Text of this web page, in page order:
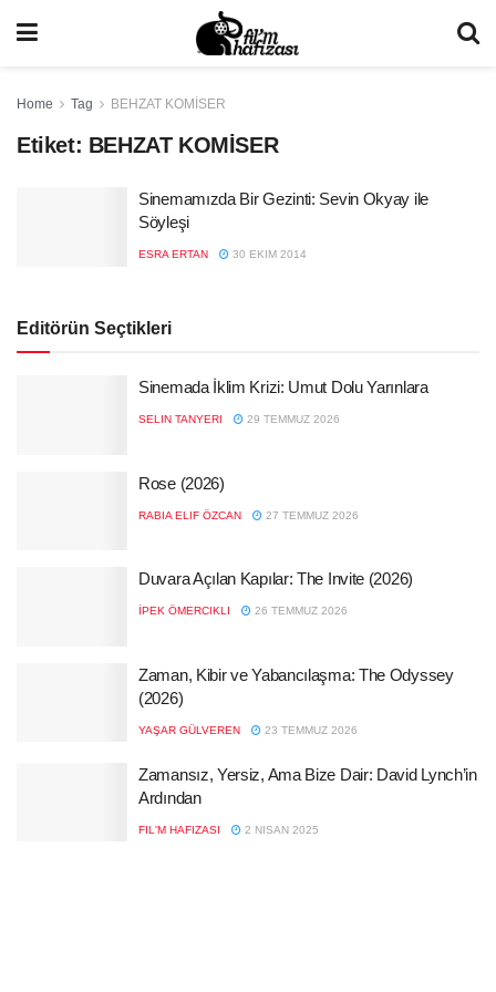
Home Tag BEHZAT KOMİSER
Etiket: BEHZAT KOMİSER
Sinemamızda Bir Gezinti: Sevin Okyay ile
Söyleşi
ESRA ERTAN 30 EKIM 2014
Editörün Seçtikleri
Sinemada İklim Krizi: Umut Dolu Yarınlara
SELIN TANYERI 29 TEMMUZ 2026
Rose (2026)
RABIA ELIF ÖZCAN 27 TEMMUZ 2026
Duvara Açılan Kapılar: The Invite (2026)
İPEK ÖMERCIKLI 26 TEMMUZ 2026
Zaman, Kibir ve Yabancılaşma: The Odyssey
(2026)
YAŞAR GÜLVEREN 23 TEMMUZ 2026
Zamansız, Yersiz, Ama Bize Dair: David Lynch’in
Ardından
FIL'M HAFIZASI 2 NISAN 2025